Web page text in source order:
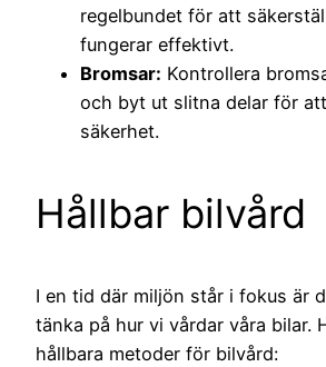
regelbundet för att
fungerar effektivt.
Bromsar: Kontrollera
och byt ut slitna delar för
säkerhet.
Hållbar bilvård
I en tid där miljön står i fokus är
tänka på hur vi vårdar våra bilar.
hållbara metoder för bilvård: